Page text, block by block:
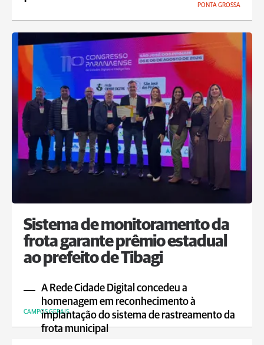
PONTA GROSSA
Sistema de monitoramento da
frota garante prêmio estadual
ao prefeito de Tibagi
A Rede Cidade Digital concedeu a
homenagem em reconhecimento à
implantação do sistema de rastreamento da
frota municipal
CAMPOS GERAIS